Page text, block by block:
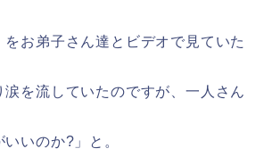
をお弟子さん達とビデオで見ていた
涙を流していたのですが、一人さん
いいのか?」と。